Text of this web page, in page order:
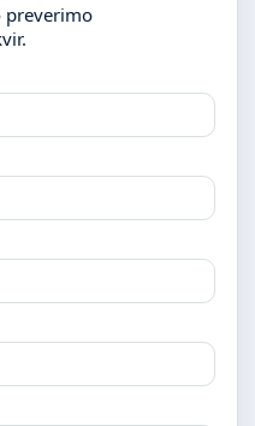
preverimo